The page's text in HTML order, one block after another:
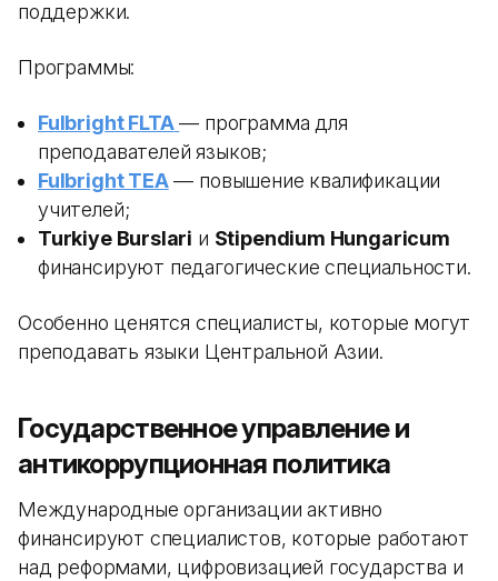
поддержки.
Программы:
Fulbright FLTA — программа для
преподавателей языков;
Fulbright TEA— повышение квалификации
учителей;
Turkiye Burslari и Stipendium Hungaricum
финансируют педагогические специальности.
Особенно ценятся специалисты, которые могут
преподавать языки Центральной Азии.
Государственное управление и
антикоррупционная политика
Международные организации активно
финансируют специалистов, которые работают
над реформами, цифровизацией государства и